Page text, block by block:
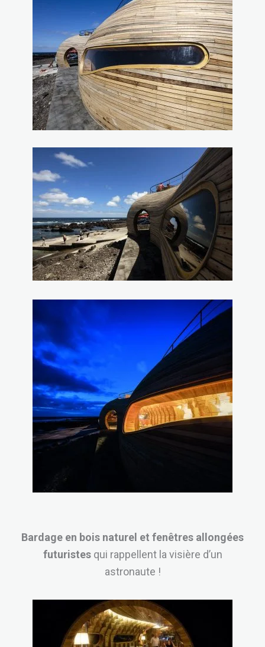
Bardage en bois naturel et fenêtres allongées
futuristesqui rappellent la visière d’un
astronaute !